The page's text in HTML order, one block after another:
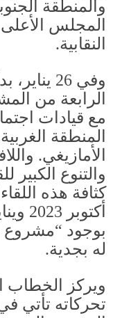
والمنطقة
المجلس
النقابية.
وفي 26 يناير،
الرابعة من
مع قيادات
المنطقة
الأمازيغي.
والتنوع
كثافة هذه
أكتوبر 2023
بوجود “مشروع
له بجدية.
ويركز الخطاب
تحركاته تأتي